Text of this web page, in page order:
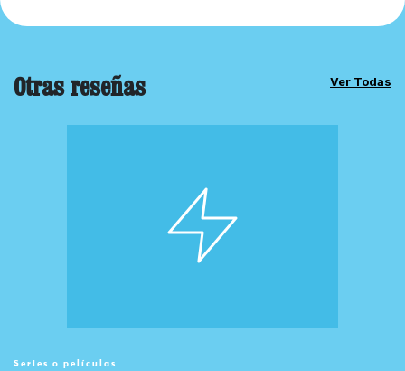
Otras reseñas Ver Todas
Series o películas